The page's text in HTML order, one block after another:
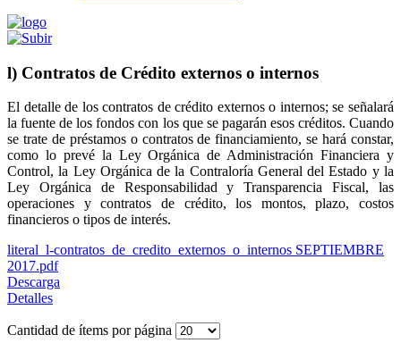
l) Contratos de Crédito externos o internos
El detalle de los contratos de crédito externos o internos; se señalará
la fuente de los fondos con los que se pagarán esos créditos. Cuando
se trate de préstamos o contratos de financiamiento, se hará constar,
como lo prevé la Ley Orgánica de Administración Financiera y
Control, la Ley Orgánica de la Contraloría General del Estado y la
Ley Orgánica de Responsabilidad y Transparencia Fiscal, las
operaciones y contratos de crédito, los montos, plazo, costos
financieros o tipos de interés.
literal_l-contratos_de_credito_externos_o_internos SEPTIEMBRE
2017.pdf
Descarga
Detalles
Cantidad de ítems por página